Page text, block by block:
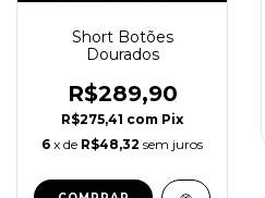
Short Botões
Dourados
R$289,90
R$275,41 com Pix
6 x de R$48,32 sem juros